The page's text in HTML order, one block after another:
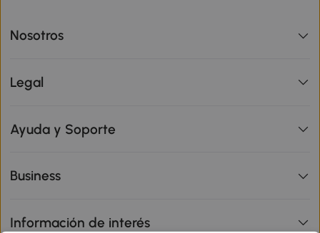
Nosotros
Legal
Ayuda y Soporte
Business
Información de interés